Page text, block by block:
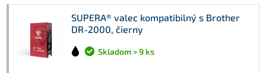
SUPERA® valec kompatibilný s Brother
DR-2000, čierny
Skladom > 9 ks